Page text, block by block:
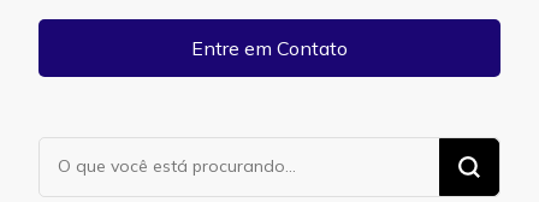
Entre em Contato
Procurando
algo?